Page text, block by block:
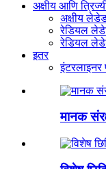
अक्षीय आणि
अक्षीय
रेडियल
रेडियल
इतर
इंटरलाइनर
मानक